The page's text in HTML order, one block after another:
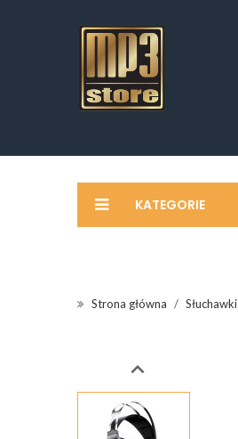
KATEGORIE
Strona główna Słuchawki
